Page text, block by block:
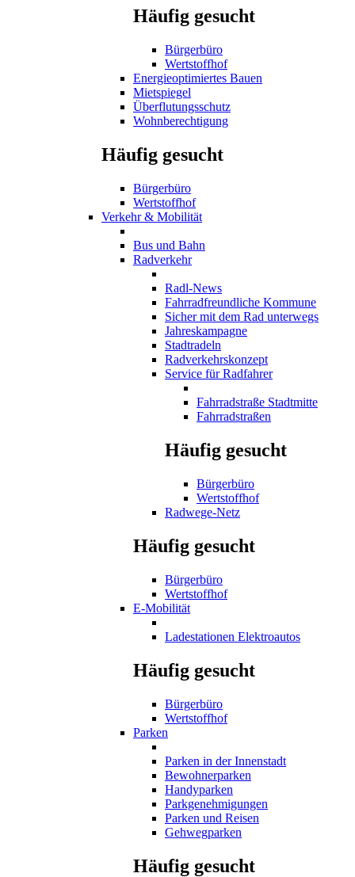
Häufig gesucht
Bürgerbüro
Wertstoffhof
Energieoptimiertes Bauen
Mietspiegel
Überflutungsschutz
Wohnberechtigung
Häufig gesucht
Bürgerbüro
Wertstoffhof
Verkehr & Mobilität
Bus und Bahn
Radverkehr
Radl-News
Fahrradfreundliche Kommune
Sicher mit dem Rad unterwegs
Jahreskampagne
Stadtradeln
Radverkehrskonzept
Service für Radfahrer
Fahrradstraße Stadtmitte
Fahrradstraßen
Häufig gesucht
Bürgerbüro
Wertstoffhof
Radwege-Netz
Häufig gesucht
Bürgerbüro
Wertstoffhof
E-Mobilität
Ladestationen Elektroautos
Häufig gesucht
Bürgerbüro
Wertstoffhof
Parken
Parken in der Innenstadt
Bewohnerparken
Handyparken
Parkgenehmigungen
Parken und Reisen
Gehwegparken
Häufig gesucht